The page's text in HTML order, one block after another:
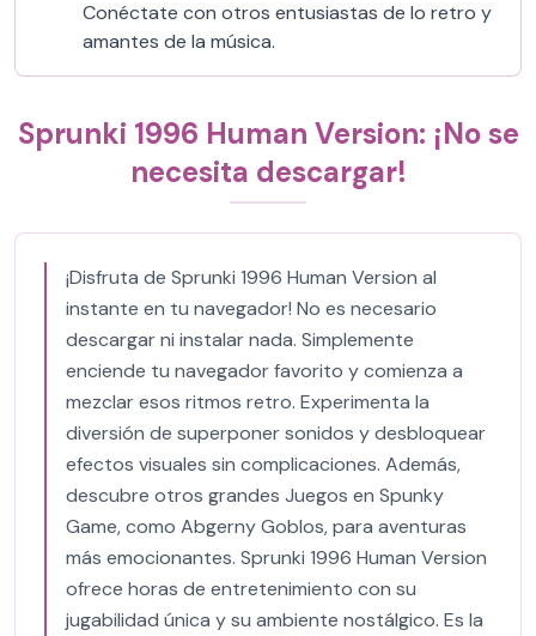
Conéctate con otros entusiastas de lo retro y
amantes de la música.
Sprunki 1996 Human Version: ¡No se
necesita descargar!
¡Disfruta de Sprunki 1996 Human Version al
instante en tu navegador! No es necesario
descargar ni instalar nada. Simplemente
enciende tu navegador favorito y comienza a
mezclar esos ritmos retro. Experimenta la
diversión de superponer sonidos y desbloquear
efectos visuales sin complicaciones. Además,
descubre otros grandes Juegos en Spunky
Game, como Abgerny Goblos, para aventuras
más emocionantes. Sprunki 1996 Human Version
ofrece horas de entretenimiento con su
jugabilidad única y su ambiente nostálgico. Es la